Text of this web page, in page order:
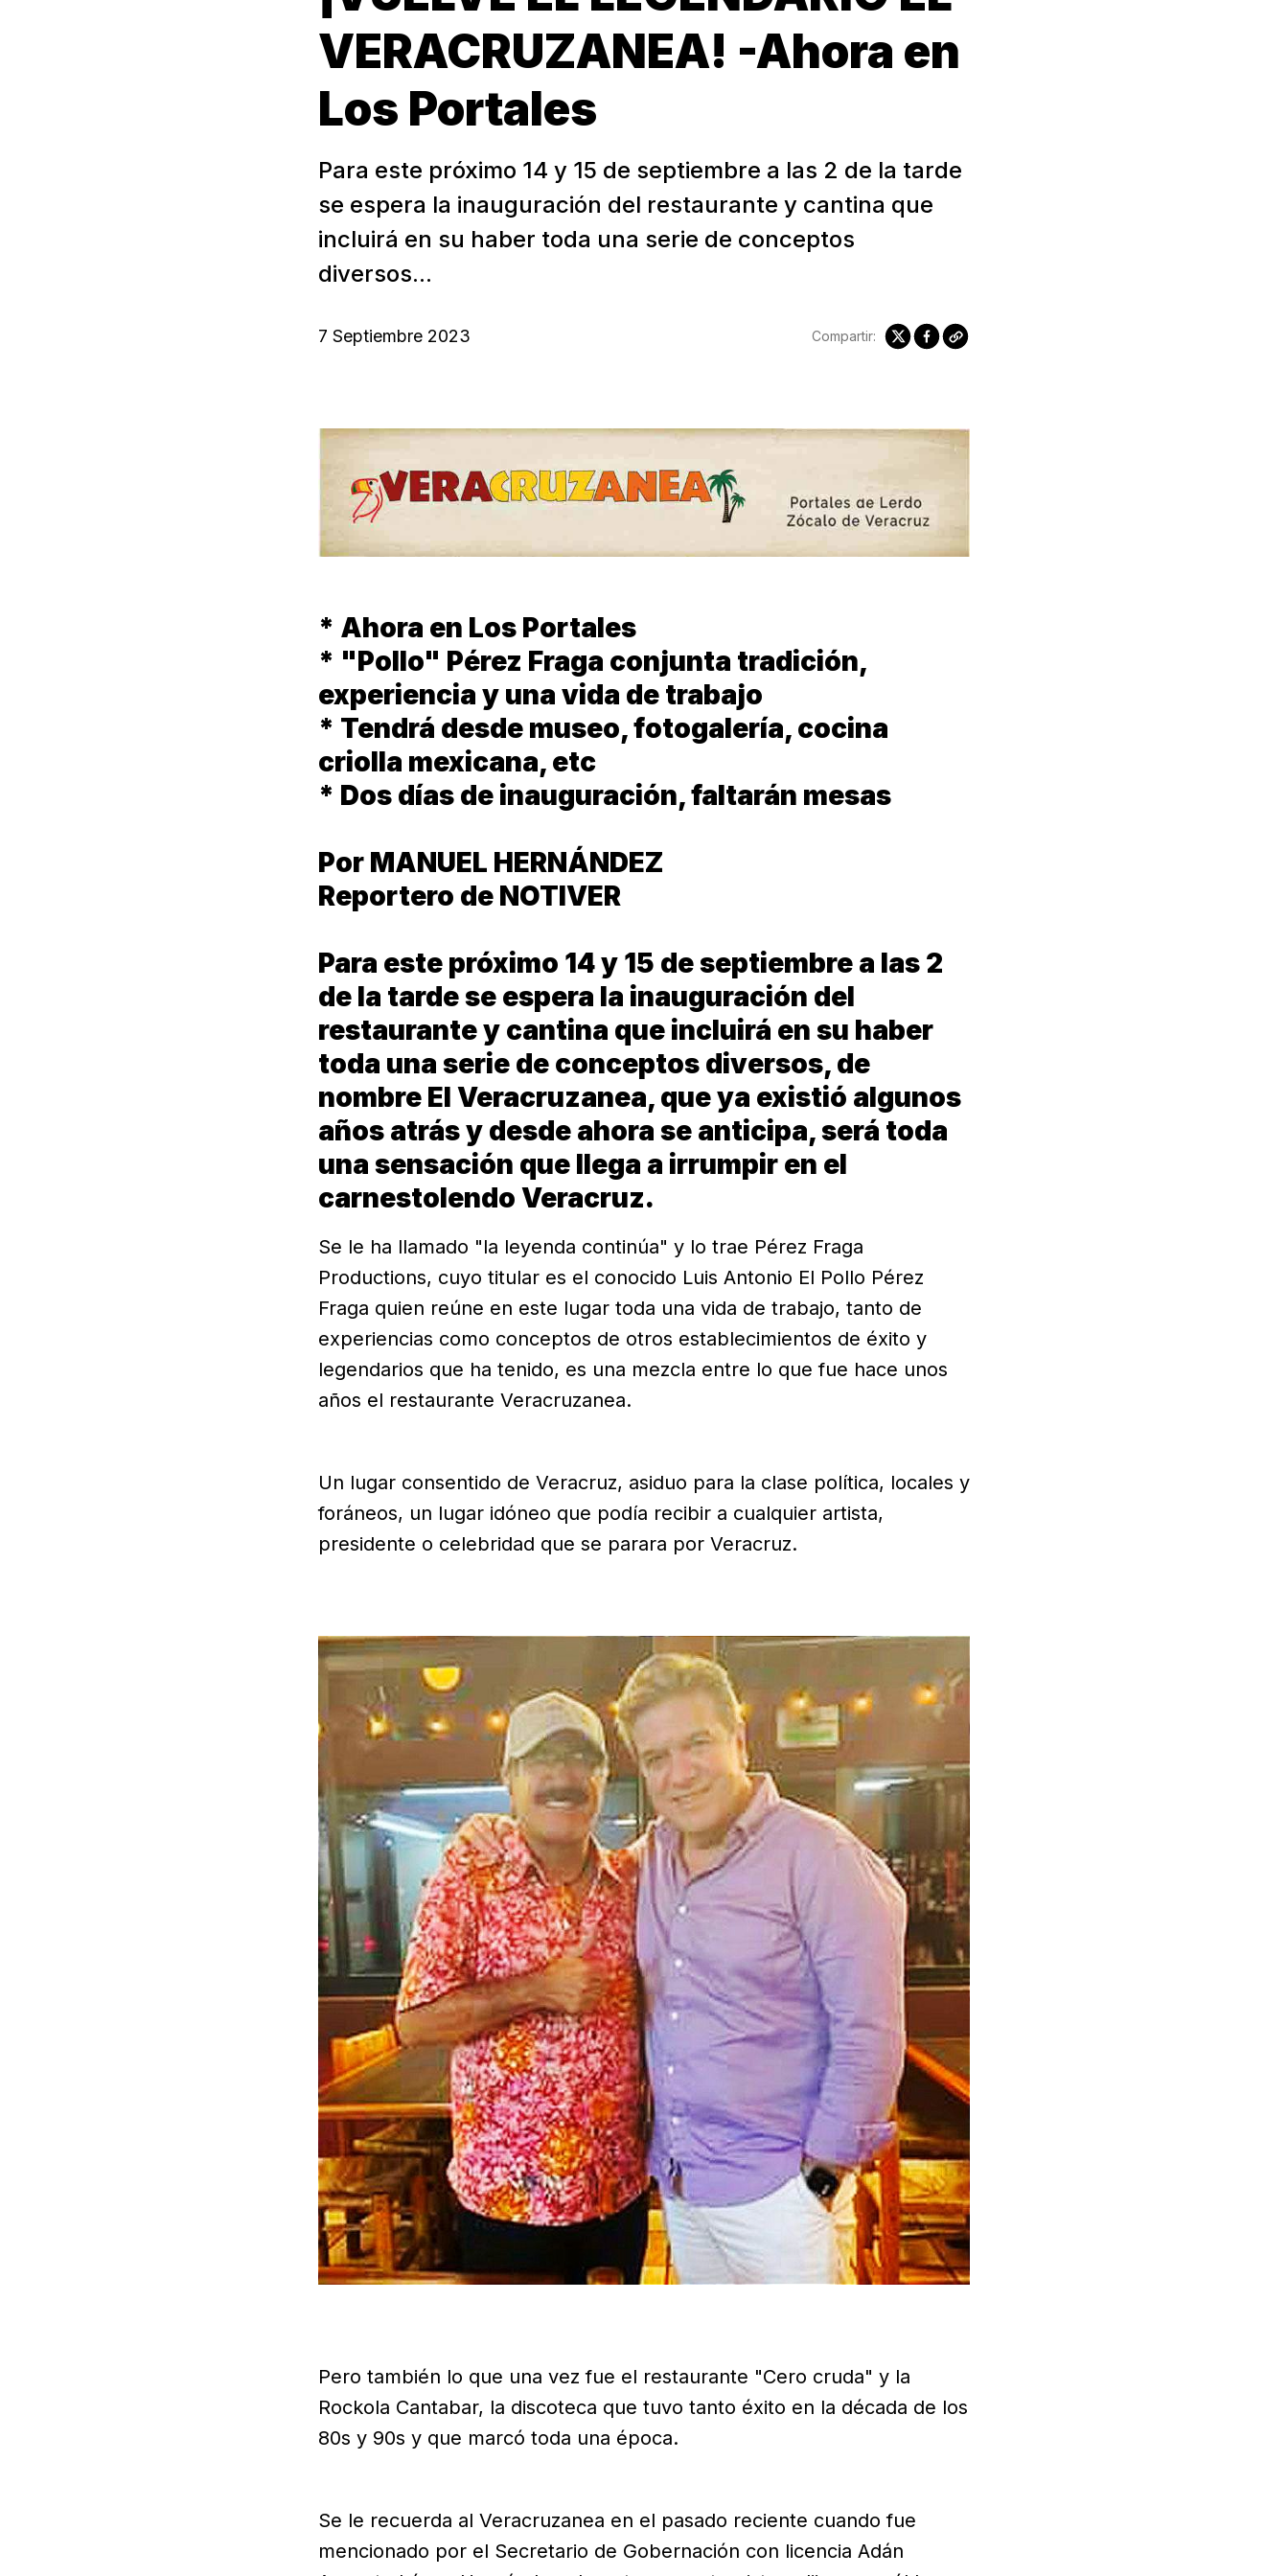
VERACRUZANEA! -Ahora en
Los Portales
Para este próximo 14 y 15 de septiembre a las 2 de la tarde
se espera la inauguración del restaurante y cantina que
incluirá en su haber toda una serie de conceptos
diversos...
7 Septiembre 2023 Compartir:
* Ahora en Los Portales
* "Pollo" Pérez Fraga conjunta tradición,
experiencia y una vida de trabajo
* Tendrá desde museo, fotogalería, cocina
criolla mexicana, etc
* Dos días de inauguración, faltarán mesas
Por MANUEL HERNÁNDEZ
Reportero de NOTIVER
Para este próximo 14 y 15 de septiembre a las 2
de la tarde se espera la inauguración del
restaurante y cantina que incluirá en su haber
toda una serie de conceptos diversos, de
nombre El Veracruzanea, que ya existió algunos
años atrás y desde ahora se anticipa, será toda
una sensación que llega a irrumpir en el
carnestolendo Veracruz.
Se le ha llamado "la leyenda continúa" y lo trae Pérez Fraga
Productions, cuyo titular es el conocido Luis Antonio El Pollo Pérez
Fraga quien reúne en este lugar toda una vida de trabajo, tanto de
experiencias como conceptos de otros establecimientos de éxito y
legendarios que ha tenido, es una mezcla entre lo que fue hace unos
años el restaurante Veracruzanea.
Un lugar consentido de Veracruz, asiduo para la clase política, locales y
foráneos, un lugar idóneo que podía recibir a cualquier artista,
presidente o celebridad que se parara por Veracruz.
Pero también lo que una vez fue el restaurante "Cero cruda" y la
Rockola Cantabar, la discoteca que tuvo tanto éxito en la década de los
80s y 90s y que marcó toda una época.
Se le recuerda al Veracruzanea en el pasado reciente cuando fue
mencionado por el Secretario de Gobernación con licencia Adán